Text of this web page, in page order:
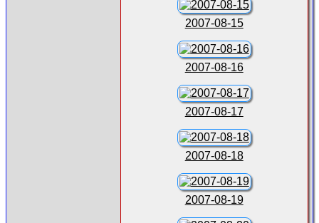
2007-08-15
2007-08-16
2007-08-17
2007-08-18
2007-08-19